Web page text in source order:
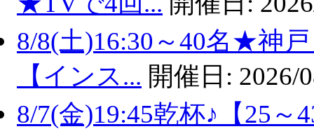
8/8(土)16:30～40名★神
【インス... 開催日: 2026/
8/7(金)19:45乾杯♪【25